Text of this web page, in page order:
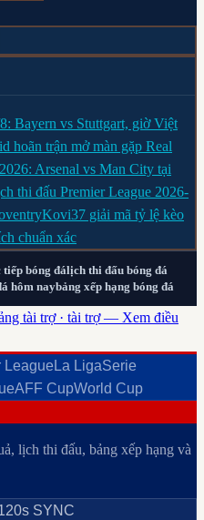
Bayern vs Stuttgart, giờ Việt
hoãn trận mở màn gặp Real
Arsenal vs Man City tại
thi đấu Premier League 2026-
Kovi37 giải mã tỷ lệ kèo
chuẩn xác
bóng đálịch thi đấu bóng đá
hôm naybảng xếp hạng bóng đá
tài trợ · tài trợ — Xem điều
LeagueLa LigaSerie
AFF CupWorld Cup
lịch thi đấu, bảng xếp hạng và
SYNC